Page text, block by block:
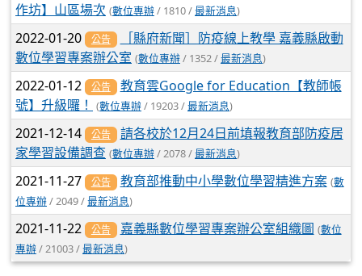
作坊】山區場次 (數位專辦/ 1810 /最新消息)
2022-01-20 公告
［縣府新聞］防疫線上教學 嘉義縣啟動
數位學習專案辦公室 (數位專辦/ 1352 /最新消息)
2022-01-12 公告
教育雲Google for Education【教師帳
號】升級囉！
(數位專辦/ 19203 /最新消息)
2021-12-14 公告
請各校於12月24日前填報教育部防疫居
家學習設備調查 (數位專辦/ 2078 /最新消息)
2021-11-27 公告 教育部推動中小學數位學習精進方案 (數
位專辦/ 2049 /最新消息)
2021-11-22 公告 嘉義縣數位學習專案辦公室組織圖 (數位
專辦/ 21003 /最新消息)